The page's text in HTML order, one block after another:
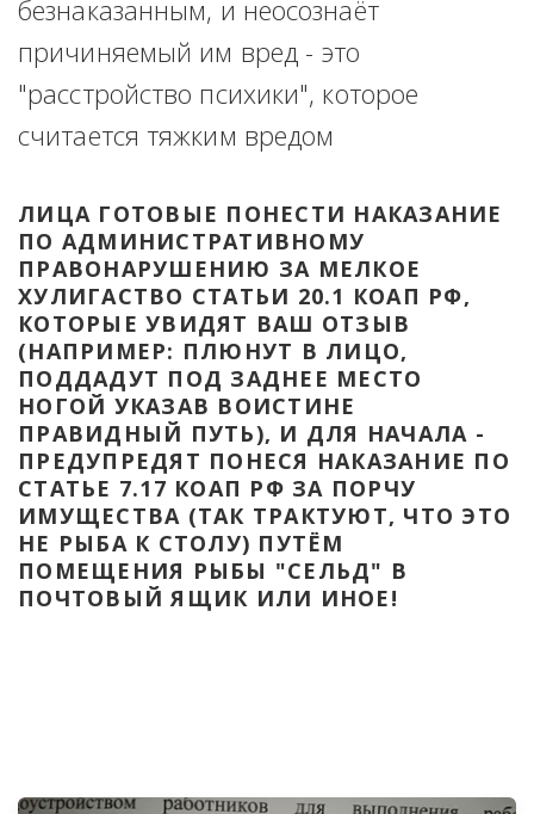
безнаказанным, и неосознаёт
причиняемый им вред - это
"расстройство психики", которое
считается тяжким вредом
ЛИЦА ГОТОВЫЕ ПОНЕСТИ НАКАЗАНИЕ
ПО АДМИНИСТРАТИВНОМУ
ПРАВОНАРУШЕНИЮ ЗА МЕЛКОЕ
ХУЛИГАСТВО СТАТЬИ 20.1 КОАП РФ,
КОТОРЫЕ УВИДЯТ ВАШ ОТЗЫВ
(НАПРИМЕР: ПЛЮНУТ В ЛИЦО,
ПОДДАДУТ ПОД ЗАДНЕЕ МЕСТО
НОГОЙ УКАЗАВ ВОИСТИНЕ
ПРАВИДНЫЙ ПУТЬ), И ДЛЯ НАЧАЛА -
ПРЕДУПРЕДЯТ ПОНЕСЯ НАКАЗАНИЕ ПО
СТАТЬЕ 7.17 КОАП РФ ЗА ПОРЧУ
ИМУЩЕСТВА (ТАК ТРАКТУЮТ, ЧТО ЭТО
НЕ РЫБА К СТОЛУ) ПУТЁМ
ПОМЕЩЕНИЯ РЫБЫ "СЕЛЬД" В
ПОЧТОВЫЙ ЯЩИК ИЛИ ИНОЕ!